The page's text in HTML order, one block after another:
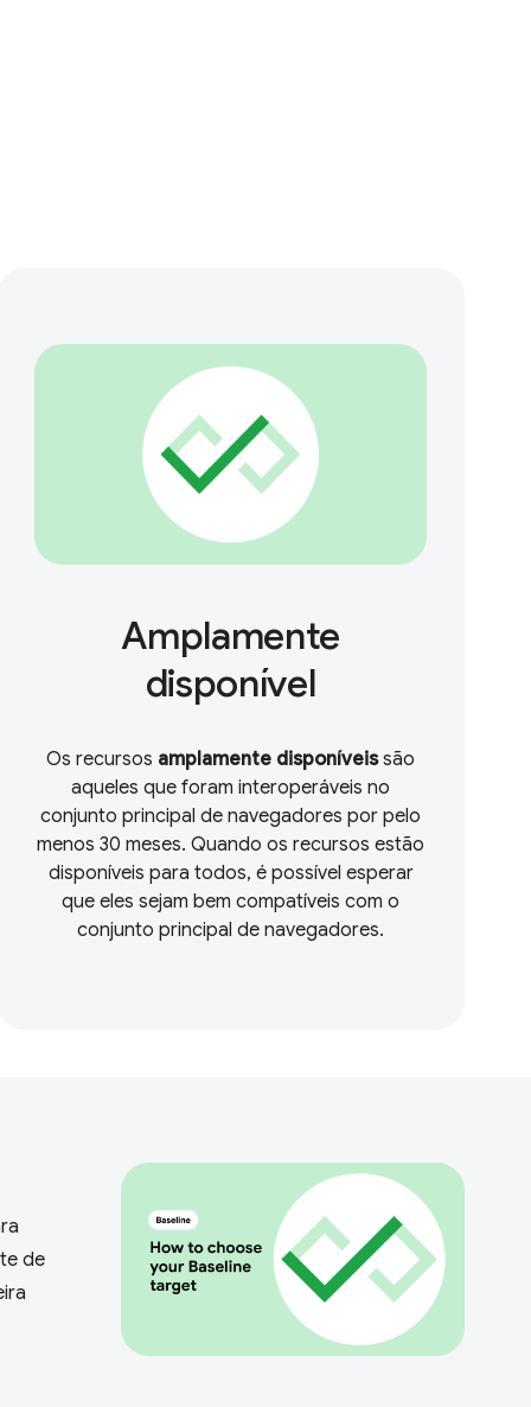
Amplamente
disponível
Os recursos amplamente disponíveissão
aqueles que foram interoperáveis no
conjunto principal de navegadores por pelo
menos 30 meses. Quando os recursos estão
disponíveis para todos, é possível esperar
que eles sejam bem compatíveis com o
conjunto principal de navegadores.
de